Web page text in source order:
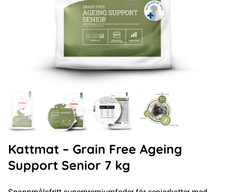
Kattmat – Grain Free Ageing
Support Senior 7 kg